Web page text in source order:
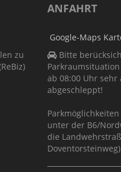
zu
ANFAHRT
Google-Maps
Bitte
ab 08:00 Uhr
abgeschleppt!
unter der B6/
die